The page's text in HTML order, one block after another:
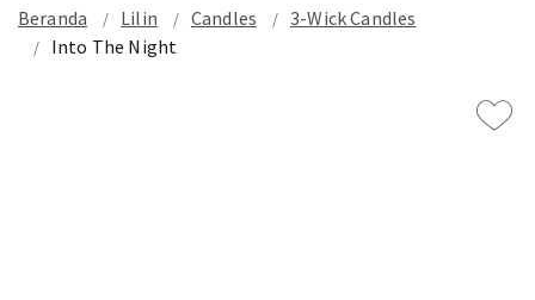
Beranda Lilin Candles
3-Wick Candles
Into The Night